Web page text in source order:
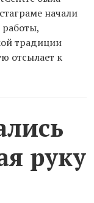
начали
традиции
отсылает к
руку